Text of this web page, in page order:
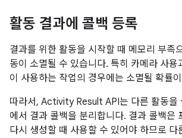
활동 결과에 콜백 등록
결과를 위한 활동을 시작할 때 메모리 부족
동이 소멸될 수 있습니다. 특히 카메라 사용
이 사용하는 작업의 경우에는 소멸될 확률
따라서, Activity Result API는 다른 활동을
에서 결과 콜백을 분리합니다. 결과 콜백은
다시 생성할 때 사용할 수 있어야 하므로 다